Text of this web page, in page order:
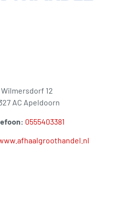
Wilmersdorf 12
AC Apeldoorn
0555403381